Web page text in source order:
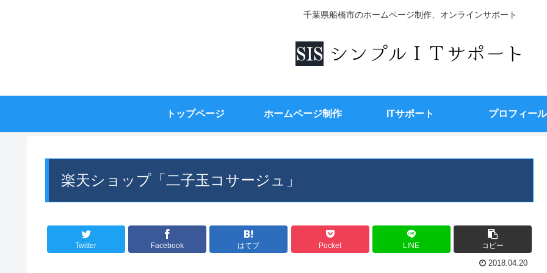
千葉県船橋市のホームページ制作、オンラインサポート
トップページ ホームページ制作 ITサポート プロフィール
楽天ショップ「二子玉コサージュ」
Twitter Facebook はてブ Pocket LINE コピー
2018.04.20